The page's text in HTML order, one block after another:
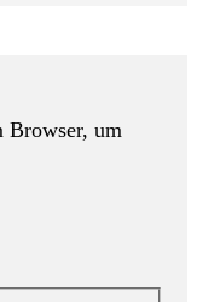
Browser, um